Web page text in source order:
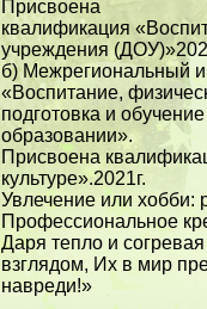
Присвоена
квалификация
учреждения
б) Межрегиональный
«Воспитание,
подготовка и
образовании».
Присвоена
культуре».2021г.
Увлечение или хобби:
Профессиональное
Даря тепло и согревая
взглядом, Их в мир
навреди!»